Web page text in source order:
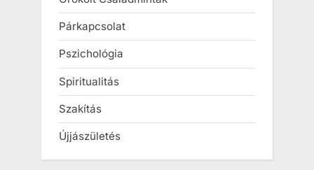
Párkapcsolat
Pszichológia
Spiritualitás
Szakítás
Újjászületés